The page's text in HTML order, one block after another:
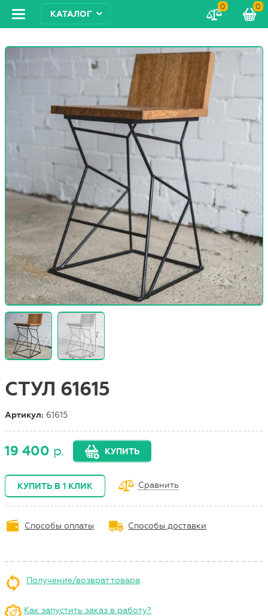
КАТАЛОГ
0 0
СТУЛ 61615
Артикул: 61615
19 400 р. КУПИТЬ
КУПИТЬ В 1 КЛИК Сравнить
Способы оплаты Способы доставки
Получение/возврат товара
Как запустить заказ в работу?